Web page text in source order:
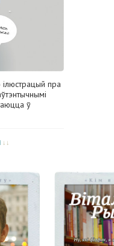
пра
ў
↓↓